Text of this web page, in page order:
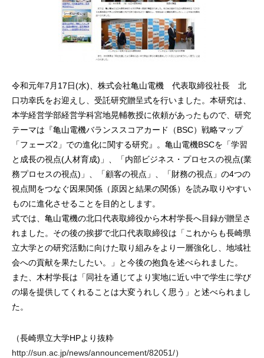
令和元年7月17日(水)、株式会社亀山電機 代表取締役社長 北
口功幸氏をお迎えし、受託研究贈呈式を行いました。本研究は、
本学経営学部経営学科宮地晃輔教授に依頼があったもので、研究
テーマは『亀山電機バランススコアカード（BSC）戦略マップ
「フェーズ2」での進化に関する研究』。亀山電機BSCを「学習
と成長の視点(人材育成)」、「内部ビジネス・プロセスの視点(業
務プロセスの視点)」、「顧客の視点」、「財務の視点」の4つの
視点間をつなぐ因果関係（原因と結果の関係）を読み取りやすい
ものに進化させることを目的とします。
式では、亀山電機の北口代表取締役から木村学長へ目録が贈呈さ
れました。その後の挨拶で北口代表取締役は「これからも長崎県
立大学との研究活動に向けた取り組みをより一層強化し、地域社
会への貢献を果たしたい。」と今後の抱負を述べられました。
また、木村学長は「同社を通じてより実地に近い中で学生に学び
の場を提供してくれることは大変うれしく思う」と述べられまし
た。
（長崎県立大学HPより抜粋
http://sun.ac.jp/news/announcement/82051/）